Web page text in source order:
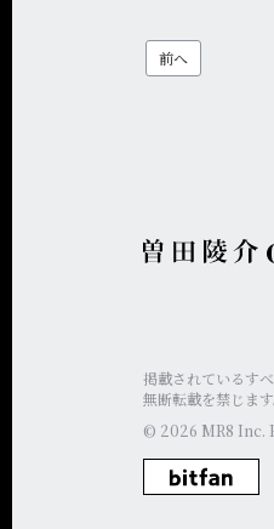
前へ
掲載されているす
無断転載を禁じます
© 2026 MR8 Inc.